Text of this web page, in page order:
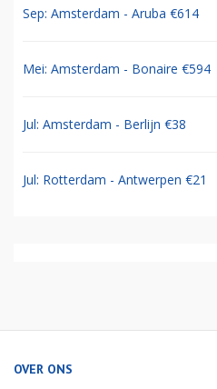
Sep: Amsterdam - Aruba €614
Mei: Amsterdam - Bonaire €594
Jul: Amsterdam - Berlijn €38
Jul: Rotterdam - Antwerpen €21
OVER ONS